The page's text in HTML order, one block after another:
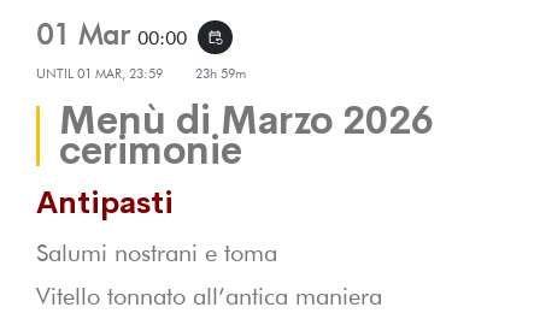
01 Mar 00:00 event_repeat
UNTIL 01 MAR, 23:59 23h 59m
Menù di Marzo 2026
cerimonie
Antipasti
Salumi nostrani e toma
Vitello tonnato all’antica maniera